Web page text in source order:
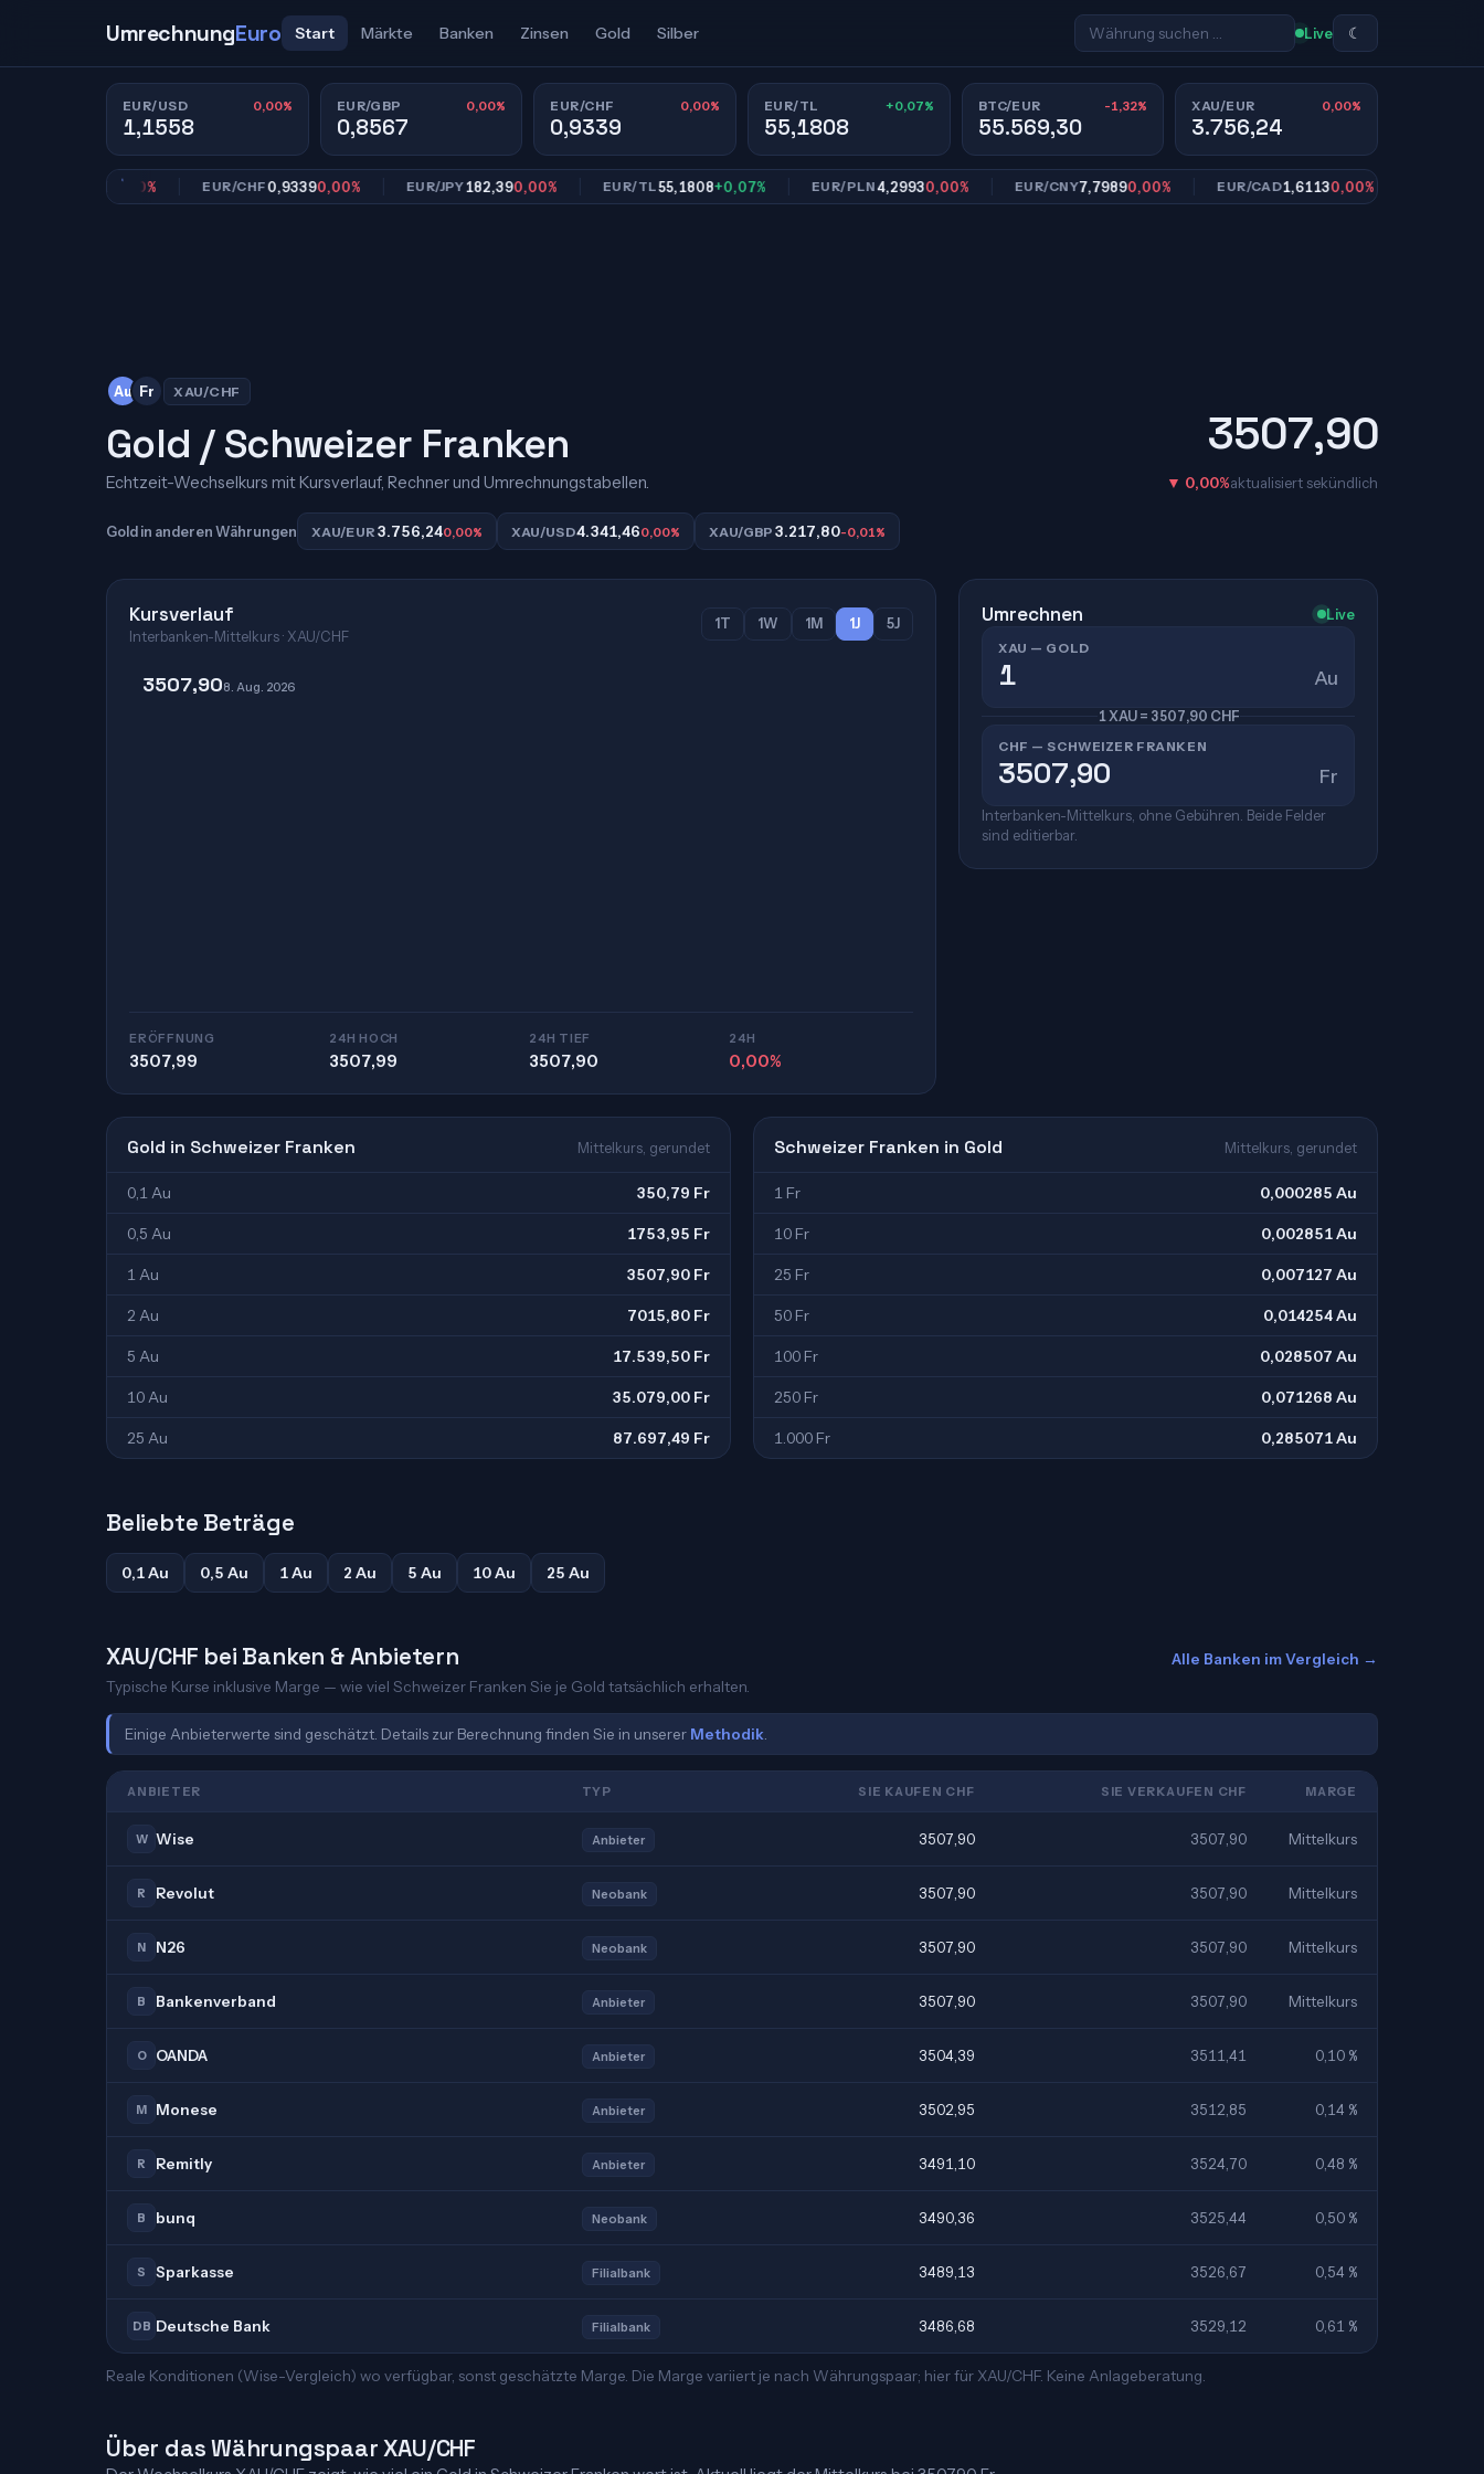
UmrechnungEuro Start Märkte Banken Zinsen Gold Silber Live ☾
EUR/USD 0,00%
1,1558
EUR/GBP 0,00%
0,8567
EUR/CHF 0,00%
0,9339
EUR/TL +0,07%
55,1808
BTC/EUR -1,32%
55.569,30
XAU/EUR 0,00%
3.756,24
EUR/CHF0,93390,00% EUR/JPY 182,390,00% EUR/TL55,1808+0,07% EUR/PLN4,29930,00% EUR/CNY7,79890,00% EUR/CAD1,61130,00%
Au Fr XAU/CHF
Gold / Schweizer Franken
Echtzeit-Wechselkurs mit Kursverlauf, Rechner und Umrechnungstabellen.
3507,90
▼ 0,00%aktualisiert sekündlich
Gold in anderen Währungen XAU/EUR 3.756,240,00% XAU/USD4.341,460,00% XAU/GBP 3.217,80-0,01%
Kursverlauf
Interbanken-Mittelkurs · XAU/CHF
1T 1W 1M 1J 5J
3507,908. Aug. 2026
ERÖFFNUNG
3507,99
24H HOCH
3507,99
24H TIEF
3507,90
24H
0,00%
Umrechnen Live
XAU — GOLD
Au
1 XAU = 3507,90 CHF
CHF — SCHWEIZER FRANKEN
Fr
Interbanken-Mittelkurs, ohne Gebühren. Beide Felder
sind editierbar.
Gold in Schweizer Franken Mittelkurs, gerundet
0,1 Au 350,79 Fr
0,5 Au 1753,95 Fr
1 Au 3507,90 Fr
2 Au 7015,80 Fr
5 Au 17.539,50 Fr
10 Au 35.079,00 Fr
25 Au 87.697,49 Fr
Schweizer Franken in Gold Mittelkurs, gerundet
1 Fr 0,000285 Au
10 Fr 0,002851 Au
25 Fr 0,007127 Au
50 Fr 0,014254 Au
100 Fr 0,028507 Au
250 Fr 0,071268 Au
1.000 Fr 0,285071 Au
Beliebte Beträge
0,1 Au 0,5 Au 1 Au 2 Au 5 Au 10 Au 25 Au
XAU/CHF bei Banken & Anbietern
Typische Kurse inklusive Marge — wie viel Schweizer Franken Sie je Gold tatsächlich erhalten.
Alle Banken im Vergleich →
Einige Anbieterwerte sind geschätzt. Details zur Berechnung finden Sie in unserer Methodik
ANBIETER TYP SIE KAUFEN CHF SIE VERKAUFEN CHF MARGE
W Wise Anbieter 3507,90 3507,90 Mittelkurs
R Revolut Neobank 3507,90 3507,90 Mittelkurs
N N26 Neobank 3507,90 3507,90 Mittelkurs
B Bankenverband Anbieter 3507,90 3507,90 Mittelkurs
O OANDA Anbieter 3504,39 3511,41 0,10 %
M Monese Anbieter 3502,95 3512,85 0,14 %
R Remitly Anbieter 3491,10 3524,70 0,48 %
B bunq Neobank 3490,36 3525,44 0,50 %
S Sparkasse Filialbank 3489,13 3526,67 0,54 %
DB Deutsche Bank Filialbank 3486,68 3529,12 0,61 %
Reale Konditionen (Wise-Vergleich) wo verfügbar, sonst geschätzte Marge. Die Marge variiert je nach Währungspaar; hier für XAU/CHF. Keine Anlageberatung.
Über das Währungspaar XAU/CHF